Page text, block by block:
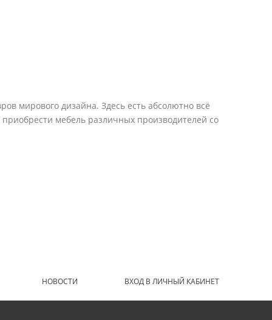
мирового дизайна. Здесь есть абсолютно всё
мебель различных производителей со
НОВОСТИ ВХОД В ЛИЧНЫЙ КАБИНЕТ